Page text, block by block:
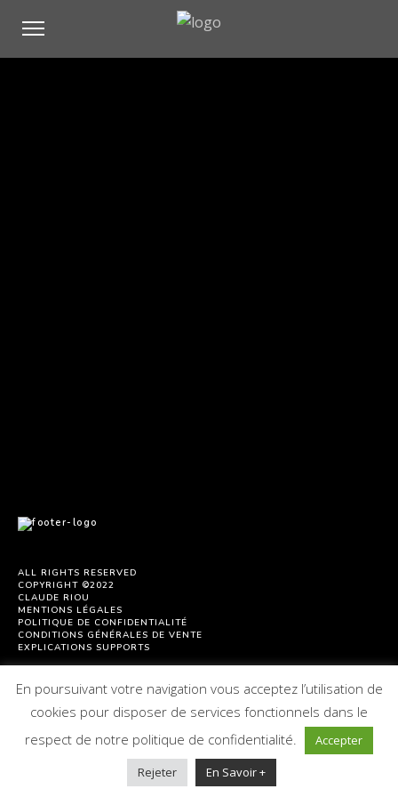
ALL RIGHTS RESERVED
COPYRIGHT ©2022
CLAUDE RIOU
MENTIONS LÉGALES
POLITIQUE DE CONFIDENTIALITÉ
CONDITIONS GÉNÉRALES DE VENTE
EXPLICATIONS SUPPORTS
En poursuivant votre navigation vous acceptez l’utilisation de
cookies pour disposer de services fonctionnels dans le
respect de notre politique de confidentialité.
Accepter
Rejeter
En Savoir +